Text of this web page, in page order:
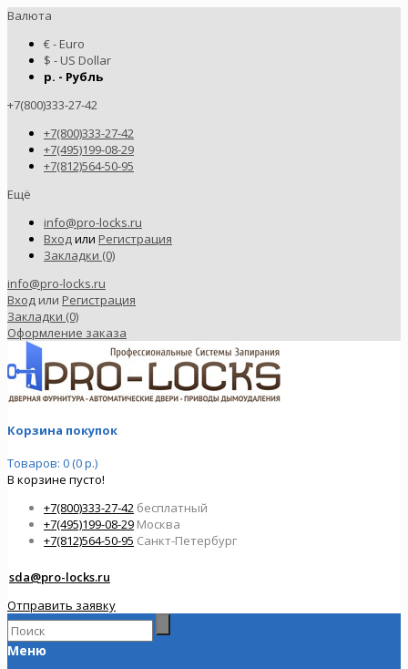
Валюта
€ - Euro
$ - US Dollar
р. - Рубль
+7(800)333-27-42
+7(800)333-27-42
+7(495)199-08-29
+7(812)564-50-95
Ещё
info@pro-locks.ru
Входили Регистрация
Закладки (0)
info@pro-locks.ru
Вход или Регистрация
Закладки (0)
Оформление заказа
Корзина покупок
Товаров: 0 (0 р.)
В корзине пусто!
+7(800)333-27-42 бесплатный
+7(495)199-08-29 Москва
+7(812)564-50-95 Санкт-Петербург
sda@pro-locks.ru
Отправить заявку
Меню